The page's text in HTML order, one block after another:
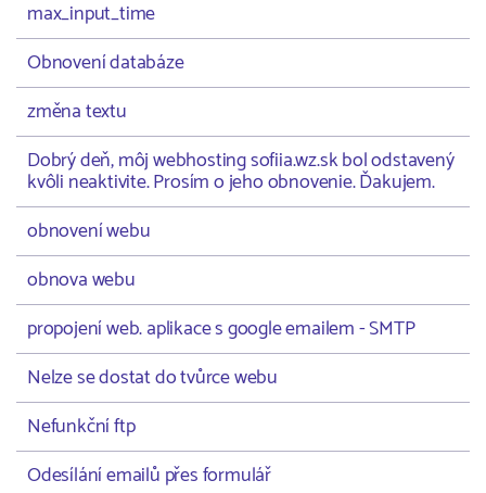
max_input_time
Obnovení databáze
změna textu
Dobrý deň, môj webhosting sofiia.wz.sk bol odstavený
kvôli neaktivite. Prosím o jeho obnovenie. Ďakujem.
obnovení webu
obnova webu
propojení web. aplikace s google emailem - SMTP
Nelze se dostat do tvůrce webu
Nefunkční ftp
Odesílání emailů přes formulář